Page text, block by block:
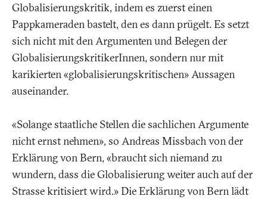
Globalisierungskritik, indem es zuerst einen
Pappkameraden bastelt, den es dann prügelt. Es setzt
sich nicht mit den Argumenten und Belegen der
GlobalisierungskritikerInnen, sondern nur mit
karikierten «globalisierungskritischen» Aussagen
auseinander.
«Solange staatliche Stellen die sachlichen Argumente
nicht ernst nehmen», so Andreas Missbach von der
Erklärung von Bern, «braucht sich niemand zu
wundern, dass die Globalisierung weiter auch auf der
Strasse kritisiert wird.» Die Erklärung von Bern lädt